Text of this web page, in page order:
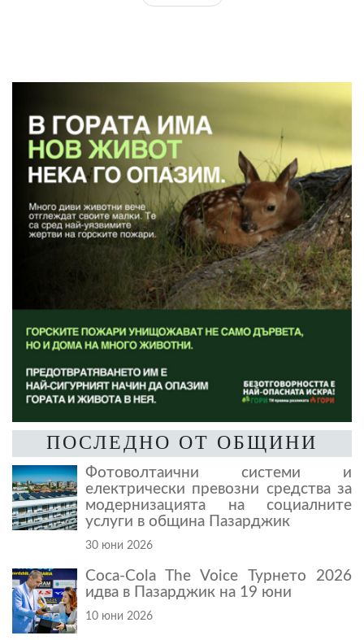
ПОСЛЕДНО ОТ ОБЩИНИ
Фотоволтаични системи и
електрически превозни средства за
модернизацията на социалните
услуги в община Пазарджик
30 юни 2026
Coca-Cola The Voice Турнето 2026
идва в Пазарджик на 19 юни
10 юни 2026